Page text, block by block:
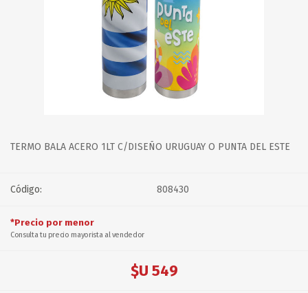
TERMO BALA ACERO 1LT C/DISEÑO URUGUAY O PUNTA DEL ESTE
Código: 808430
*Precio por menor
Consulta tu precio mayorista al vendedor
$U 549